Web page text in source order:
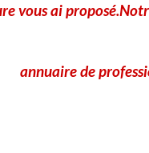
vous ai
annuaire de